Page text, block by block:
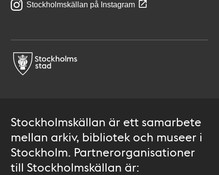
Stockholmskällan på Instagram
Stockholmskällan är ett samarbete
mellan arkiv, bibliotek och museer i
Stockholm. Partnerorganisationer
till Stockholmskällan är: